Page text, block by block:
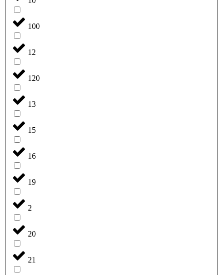
100
12
120
13
15
16
19
2
20
21